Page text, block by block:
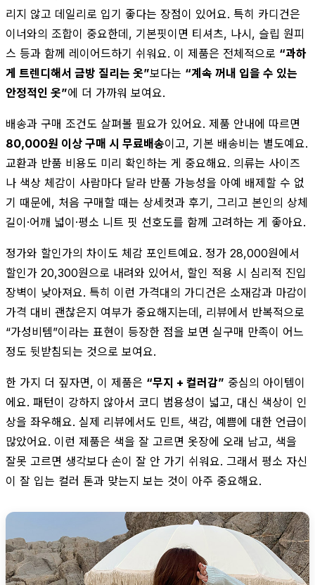
리지 않고 데일리로 입기 좋다는 장점이 있어요. 특히 카디건은
이너와의 조합이 중요한데, 기본핏이면 티셔츠, 나시, 슬립 원피
스 등과 함께 레이어드하기 쉬워요. 이 제품은 전체적으로 “과하
게 트렌디해서 금방 질리는 옷”보다는 “계속 꺼내 입을 수 있는
안정적인 옷”에 더 가까워 보여요.
배송과 구매 조건도 살펴볼 필요가 있어요. 제품 안내에 따르면
80,000원 이상 구매 시 무료배송이고, 기본 배송비는 별도예요.
교환과 반품 비용도 미리 확인하는 게 중요해요. 의류는 사이즈
나 색상 체감이 사람마다 달라 반품 가능성을 아예 배제할 수 없
기 때문에, 처음 구매할 때는 상세컷과 후기, 그리고 본인의 상체
길이·어깨 넓이·평소 니트 핏 선호도를 함께 고려하는 게 좋아요.
정가와 할인가의 차이도 체감 포인트예요. 정가 28,000원에서
할인가 20,300원으로 내려와 있어서, 할인 적용 시 심리적 진입
장벽이 낮아져요. 특히 이런 가격대의 가디건은 소재감과 마감이
가격 대비 괜찮은지 여부가 중요해지는데, 리뷰에서 반복적으로
“가성비템”이라는 표현이 등장한 점을 보면 실구매 만족이 어느
정도 뒷받침되는 것으로 보여요.
한 가지 더 짚자면, 이 제품은 “무지 + 컬러감” 중심의 아이템이
에요. 패턴이 강하지 않아서 코디 범용성이 넓고, 대신 색상이 인
상을 좌우해요. 실제 리뷰에서도 민트, 색감, 예쁨에 대한 언급이
많았어요. 이런 제품은 색을 잘 고르면 옷장에 오래 남고, 색을
잘못 고르면 생각보다 손이 잘 안 가기 쉬워요. 그래서 평소 자신
이 잘 입는 컬러 톤과 맞는지 보는 것이 아주 중요해요.